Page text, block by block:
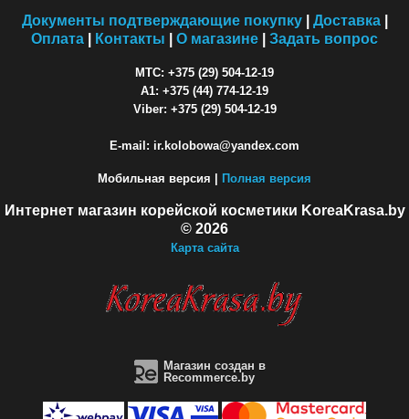
Документы подтверждающие покупку| Доставка|
Оплата
Контакты О магазине Задать вопрос
МТС: +375 (29) 504-12-19
A1: +375 (44) 774-12-19
Viber: +375 (29) 504-12-19
E-mail: ir.kolobowa@yandex.com
Мобильная версия | Полная версия
Интернет магазин корейской косметики KoreaKrasa.by
© 2026
Карта сайта
Магазин создан в
Recommerce.by